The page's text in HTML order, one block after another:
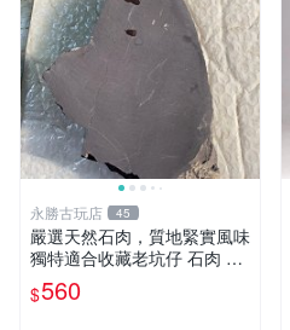
永勝古玩店 45
嚴選天然石肉，質地緊實風味
獨特適合收藏老坑仔 石肉 老
坑 杜鵑花
$560